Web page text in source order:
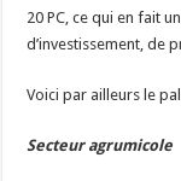
20 PC, ce qui en fait
d’investissement, de
Voici par ailleurs le
Secteur agrumicole